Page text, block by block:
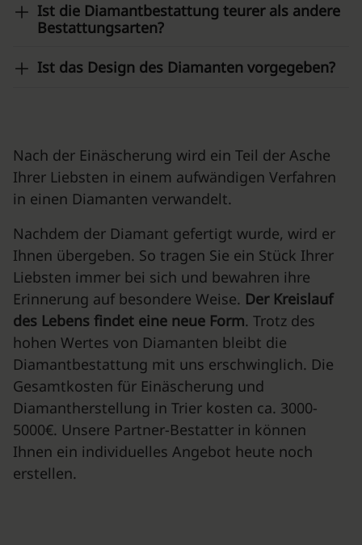
Ist die Diamantbestattung teurer als andere
Bestattungsarten?
Ist das Design des Diamanten vorgegeben?
Nach der Einäscherung wird ein Teil der Asche
Ihrer Liebsten in einem aufwändigen Verfahren
in einen Diamanten verwandelt.
Nachdem der Diamant gefertigt wurde, wird er
Ihnen übergeben. So tragen Sie ein Stück Ihrer
Liebsten immer bei sich und bewahren ihre
Erinnerung auf besondere Weise. Der Kreislauf
des Lebens findet eine neue Form. Trotz des
hohen Wertes von Diamanten bleibt die
Diamantbestattung mit uns erschwinglich. Die
Gesamtkosten für Einäscherung und
Diamantherstellung in Trier kosten ca. 3000-
5000€. Unsere Partner-Bestatter in können
Ihnen ein individuelles Angebot heute noch
erstellen.